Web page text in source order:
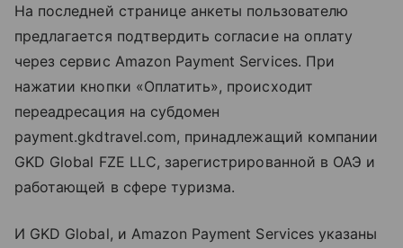
На последней странице анкеты пользователю
предлагается подтвердить согласие на оплату
через сервис Amazon Payment Services. При
нажатии кнопки «Оплатить», происходит
переадресация на субдомен
payment.gkdtravel.com, принадлежащий компании
GKD Global FZE LLC, зарегистрированной в ОАЭ и
работающей в сфере туризма.
И GKD Global, и Amazon Payment Services указаны